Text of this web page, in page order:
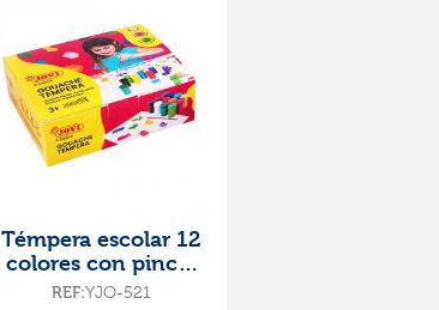
Témpera escolar 12
colores con pincel
jovi
REF:YJO-521